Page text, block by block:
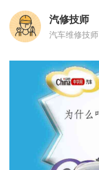
汽修技师
汽车维修技师